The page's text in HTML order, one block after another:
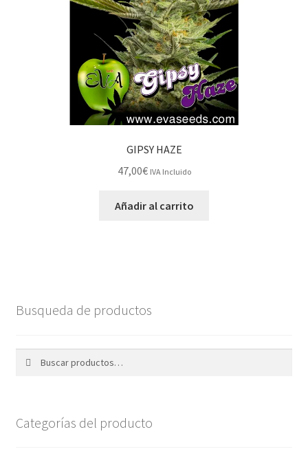
GIPSY HAZE
47,00€ IVA Incluido
Añadir al carrito
Busqueda de productos
Categorías del producto